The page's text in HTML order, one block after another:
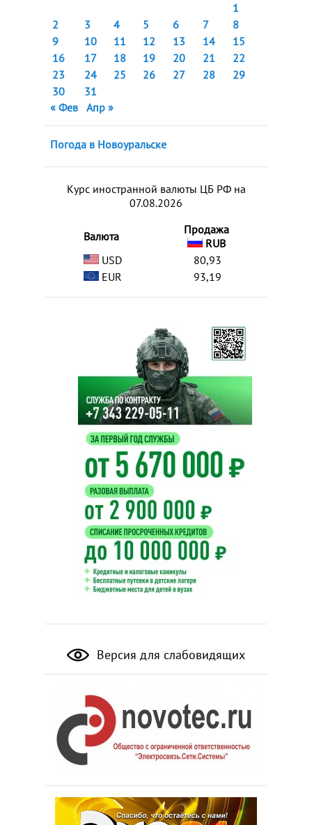
1
2
3 4 5 6 7
8
9
10 11 12 13 14
15
16
17 18 19 20 21
22
23
24 25 26 27 28
29
30
31
« Фев Апр »
Погода в Новоуральске
Курс иностранной валюты ЦБ РФ на
07.08.2026
Валюта
Продажа
RUB
USD
80,93
EUR
93,19
Версия для слабовидящих